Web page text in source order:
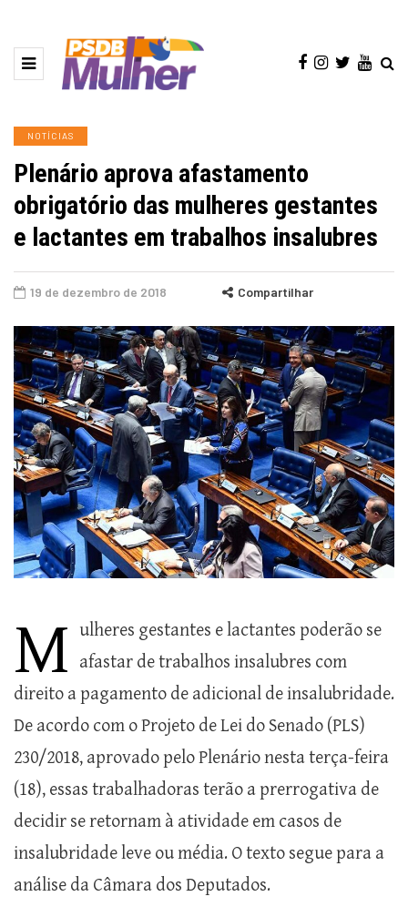
NOTÍCIAS
Plenário aprova afastamento
obrigatório das mulheres gestantes
e lactantes em trabalhos insalubres
19 de dezembro de 2018 Compartilhar
M
ulheres gestantes e lactantes poderão se
afastar de trabalhos insalubres com
direito a pagamento de adicional de insalubridade.
De acordo com o Projeto de Lei do Senado (PLS)
230/2018, aprovado pelo Plenário nesta terça-feira
(18), essas trabalhadoras terão a prerrogativa de
decidir se retornam à atividade em casos de
insalubridade leve ou média. O texto segue para a
análise da Câmara dos Deputados.